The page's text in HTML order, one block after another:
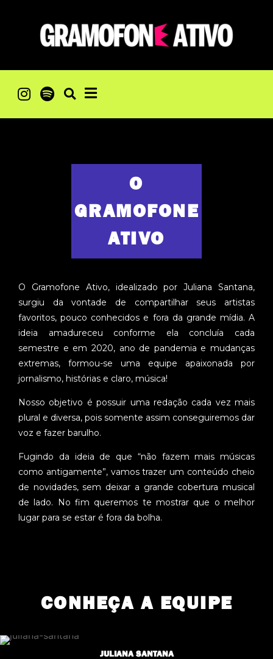
O
GRAMOFONE
ATIVO
O Gramofone Ativo, idealizado por Juliana Santana,
surgiu da vontade de compartilhar seus artistas
favoritos, pouco conhecidos e fora da grande mídia. A
ideia amadureceu conforme ela concluía cada
semestre e em 2020, ano de pandemia e mudanças
extremas, formou-se uma equipe apaixonada por
jornalismo, histórias e claro, música!
Nosso objetivo é possuir uma redação cada vez mais
plural e diversa, pois somente assim conseguiremos dar
voz e fazer barulho.
Fugindo da ideia de que “não fazem mais músicas
como antigamente”, vamos trazer um conteúdo cheio
de novidades, sem deixar a grande cobertura musical
de lado. No fim queremos te mostrar que o melhor
lugar para se estar é fora da bolha.
CONHEÇA A EQUIPE
JULIANA SANTANA